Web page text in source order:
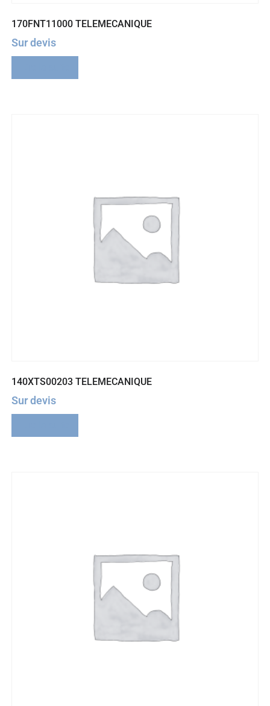
170FNT11000 TELEMECANIQUE
Sur devis
140XTS00203 TELEMECANIQUE
Sur devis